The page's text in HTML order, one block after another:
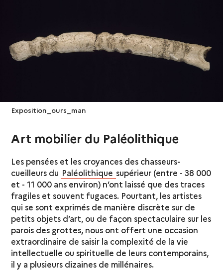
Exposition_ours_man
Art mobilier du Paléolithique
Les pensées et les croyances des chasseurs-
cueilleurs du Paléolithique supérieur (entre - 38 000
et - 11 000 ans environ) n’ont laissé que des traces
fragiles et souvent fugaces. Pourtant, les artistes
qui se sont exprimés de manière discrète sur de
petits objets d’art, ou de façon spectaculaire sur les
parois des grottes, nous ont offert une occasion
extraordinaire de saisir la complexité de la vie
intellectuelle ou spirituelle de leurs contemporains,
il y a plusieurs dizaines de millénaires.